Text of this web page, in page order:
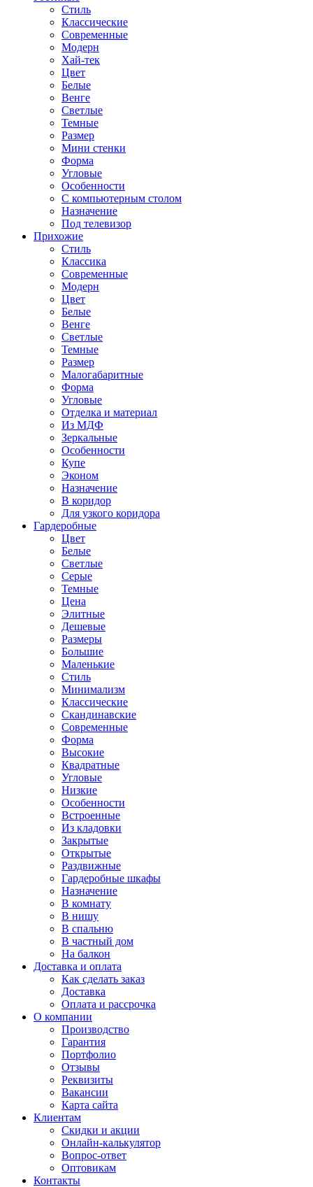
Стиль
Классические
Современные
Модерн
Хай-тек
Цвет
Белые
Венге
Светлые
Темные
Размер
Мини стенки
Форма
Угловые
Особенности
С компьютерным столом
Назначение
Под телевизор
Прихожие
Стиль
Классика
Современные
Модерн
Цвет
Белые
Венге
Светлые
Темные
Размер
Малогабаритные
Форма
Угловые
Отделка и материал
Из МДФ
Зеркальные
Особенности
Купе
Эконом
Назначение
В коридор
Для узкого коридора
Гардеробные
Цвет
Белые
Светлые
Серые
Темные
Цена
Элитные
Дешевые
Размеры
Большие
Маленькие
Стиль
Минимализм
Классические
Скандинавские
Современные
Форма
Высокие
Квадратные
Угловые
Низкие
Особенности
Встроенные
Из кладовки
Закрытые
Открытые
Раздвижные
Гардеробные шкафы
Назначение
В комнату
В нишу
В спальню
В частный дом
На балкон
Доставка и оплата
Как сделать заказ
Доставка
Оплата и рассрочка
О компании
Производство
Гарантия
Портфолио
Отзывы
Реквизиты
Вакансии
Карта сайта
Клиентам
Скидки и акции
Онлайн-калькулятор
Вопрос-ответ
Оптовикам
Контакты